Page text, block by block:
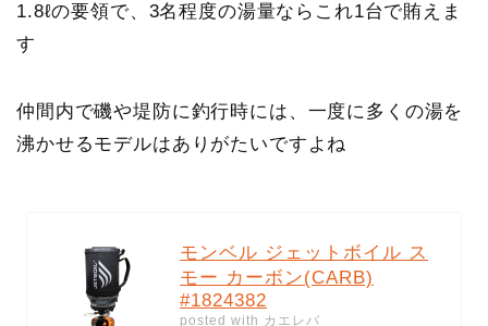
1.8ℓの要領で、3名程度の湯量ならこれ1台で賄えま
す
仲間内で磯や堤防に釣行時には、一度に多くの湯を
沸かせるモデルはありがたいですよね
モンベル ジェットボイル ス
モー カーボン(CARB)
#1824382
posted with カエレバ